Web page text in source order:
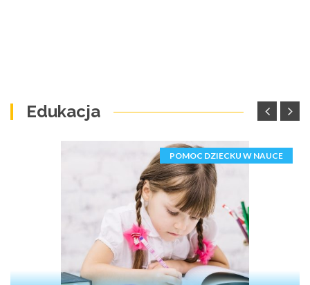
Edukacja
POMOC DZIECKU W NAUCE